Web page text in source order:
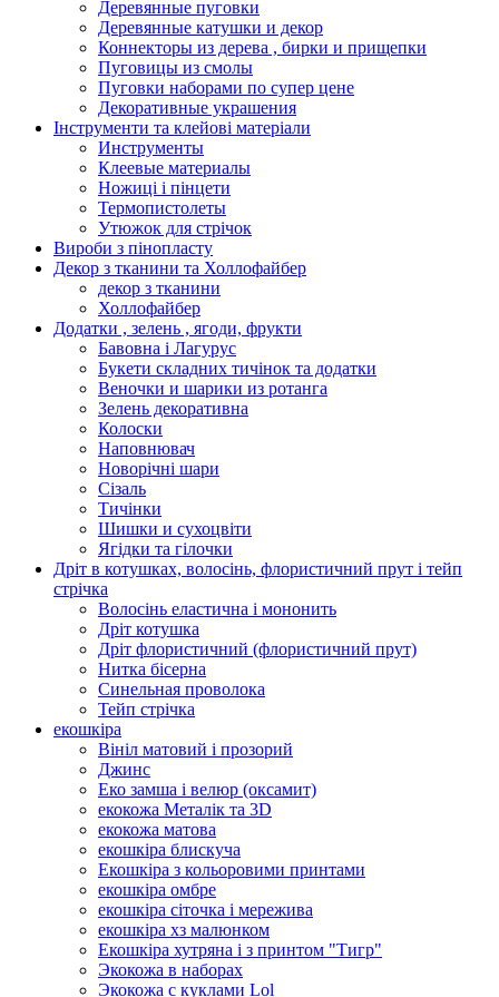
Деревянные пуговки
Деревянные катушки и декор
Коннекторы из дерева , бирки и прищепки
Пуговицы из смолы
Пуговки наборами по супер цене
Декоративные украшения
Інструменти та клейові матеріали
Инструменты
Клеевые материалы
Ножиці і пінцети
Термопистолеты
Утюжок для стрічок
Вироби з пінопласту
Декор з тканини та Холлофайбер
декор з тканини
Холлофайбер
Додатки , зелень , ягоди, фрукти
Бавовна і Лагурус
Букети складних тичінок та додатки
Веночки и шарики из ротанга
Зелень декоративна
Колоски
Наповнювач
Новорічні шари
Сізаль
Тичінки
Шишки и сухоцвіти
Ягідки та гілочки
Дріт в котушках, волосінь, флористичний прут і тейп
стрічка
Волосінь еластична і мононить
Дріт котушка
Дріт флористичний (флористичний прут)
Нитка бісерна
Синельная проволока
Тейп стрічка
екошкіра
Вініл матовий і прозорий
Джинс
Еко замша і велюр (оксамит)
екокожа Металік та 3D
екокожа матова
екошкіра блискуча
Екошкіра з кольоровими принтами
екошкіра омбре
екошкіра сіточка і мережива
екошкіра хз малюнком
Екошкіра хутряна і з принтом "Тигр"
Экокожа в наборах
Экокожа с куклами Lol